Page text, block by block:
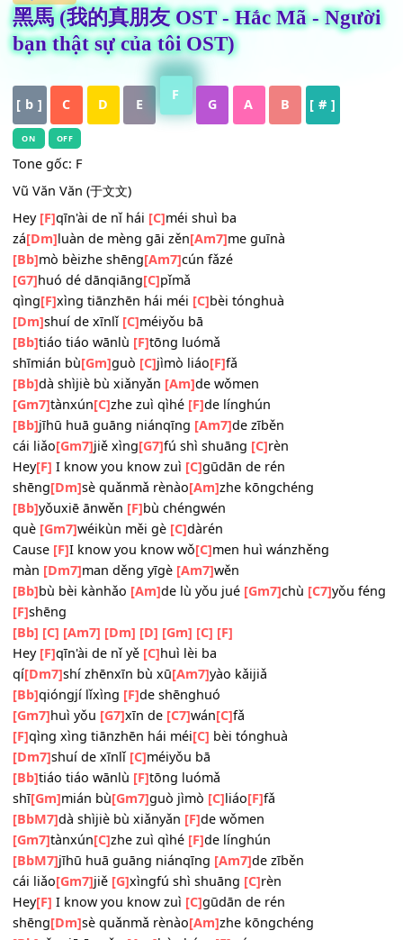
HỢP ÂM
黑馬 (我的真朋友 OST - Hắc Mã -
bạn thật sự của tôi OST)
[ b ] C
ON OFF
Tone gốc: F
Vũ Văn Văn (于文文)
Hey[F] qīn'ài de nǐ hái[C]méi shuì ba
zá[Dm]luàn de mèng gāi zěn[Am7]me guīnà
[Bb]mò bèizhe shēng[Am7]cún fǎzé
[G7]huó dé dānqiāng[C]pǐmǎ
qìng[F]xìng tiānzhēn hái méi[C]bèi tónghuà
[Dm]shuí de xīnlǐ[C] méiyǒu bā
[Bb]tiáo tiáo wānlù[F]tōng luómǎ
shīmián bù[Gm]guò[C]jìmò liáo[F] fǎ
[Bb]dà shìjiè bù xiǎnyǎn [Am]de wǒmen
[Gm7]tànxún[C]zhe zuì qìhé[F]de línghún
[Bb]jīhū huā guāng niánqīng[Am7]
cái liǎo[Gm7]jiě xìng[G7]fú shì shuāng [C] rèn
Hey [F]I know you know zuì[C]gūdān de rén
shēng [Dm]sè quǎnmǎ rènào[Am] zhe kōngchéng
[Bb]yǒuxiē ānwěn
què[Gm7]wéikùn měi gè[C]dàrén
Cause[F]I know you know wǒ
màn[Dm7]man děng yīgè[Am7]wěn
[Bb]bù bèi kànhǎo[Am]de lù yǒu jué
[F]shēng
[Bb] [C] [Am7] [Dm] [D] [Gm] [C] [F]
Hey[F] qīn'ài de nǐ yě[C] huì lèi ba
qí[Dm7]shí zhēnxīn bù xū[Am7]yào kǎijiǎ
[Bb]qióngjí lǐxìng[F]de shēnghuó
[Gm7]huì yǒu[G7]xīn de [C7]wán[C]fǎ
[F]qìng xìng tiānzhēn hái méi [C]bèi tónghuà
[Dm7]shuí de xīnlǐ[C]méiyǒu bā
[Bb]tiáo tiáo wānlù[F]tōng luómǎ
shī[Gm]mián bù[Gm7]guò jìmò[C]liáo[F]fǎ